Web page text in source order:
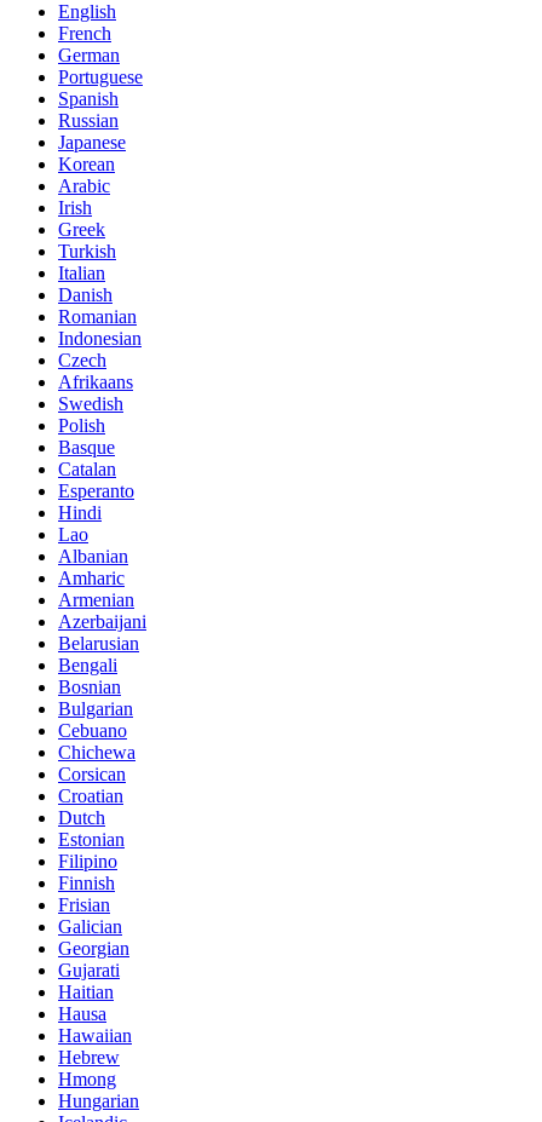
English
French
German
Portuguese
Spanish
Russian
Japanese
Korean
Arabic
Irish
Greek
Turkish
Italian
Danish
Romanian
Indonesian
Czech
Afrikaans
Swedish
Polish
Basque
Catalan
Esperanto
Hindi
Lao
Albanian
Amharic
Armenian
Azerbaijani
Belarusian
Bengali
Bosnian
Bulgarian
Cebuano
Chichewa
Corsican
Croatian
Dutch
Estonian
Filipino
Finnish
Frisian
Galician
Georgian
Gujarati
Haitian
Hausa
Hawaiian
Hebrew
Hmong
Hungarian